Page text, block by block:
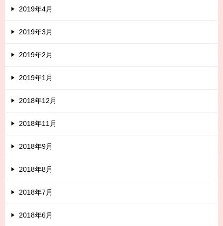
2019年4月
2019年3月
2019年2月
2019年1月
2018年12月
2018年11月
2018年9月
2018年8月
2018年7月
2018年6月